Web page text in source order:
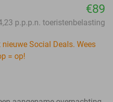
€89
p.p.p.n. toeristenbelasting
Social Deals. Wees
= op!